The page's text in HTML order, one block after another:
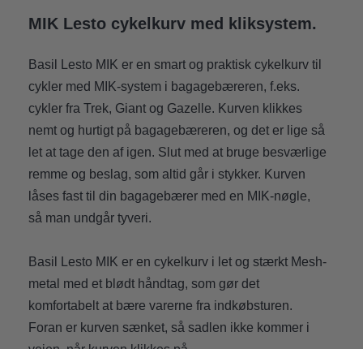
MIK Lesto cykelkurv med kliksystem.
Basil Lesto MIK er en smart og praktisk cykelkurv til
cykler med MIK-system i bagagebæreren, f.eks.
cykler fra Trek, Giant og Gazelle. Kurven klikkes
nemt og hurtigt på bagagebæreren, og det er lige så
let at tage den af igen. Slut med at bruge besværlige
remme og beslag, som altid går i stykker. Kurven
låses fast til din bagagebærer med en MIK-nøgle,
så man undgår tyveri.
Basil Lesto MIK er en cykelkurv i let og stærkt Mesh-
metal med et blødt håndtag, som gør det
komfortabelt at bære varerne fra indkøbsturen.
Foran er kurven sænket, så sadlen ikke kommer i